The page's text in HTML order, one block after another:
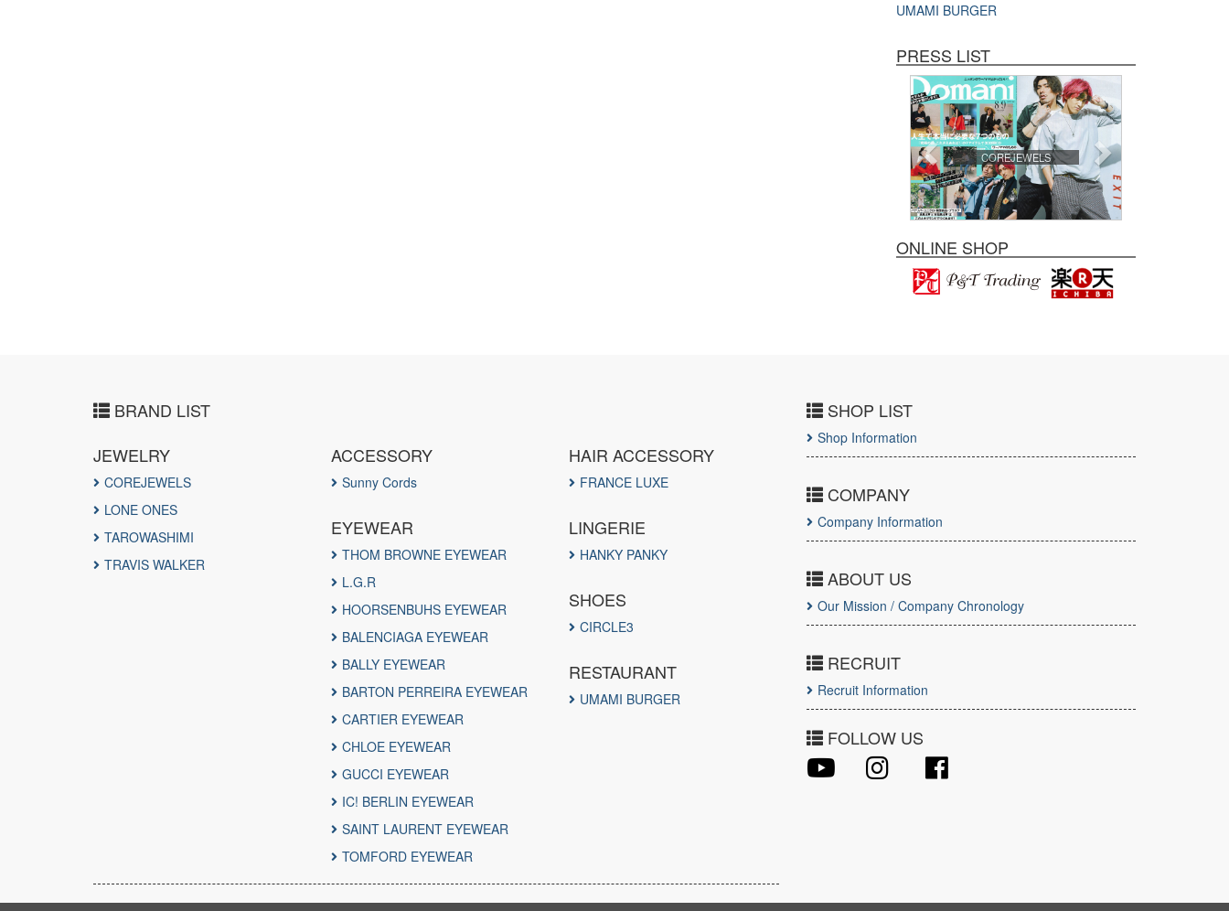
UMAMI BURGER
PRESS LIST
COREJEWELS
ONLINE SHOP
BRAND LIST
JEWELRY
COREJEWELS
LONE ONES
TAROWASHIMI
TRAVIS WALKER
ACCESSORY
Sunny Cords
HAIR ACCESSORY
FRANCE LUXE
EYEWEAR
THOM BROWNE EYEWEAR
L.G.R
HOORSENBUHS EYEWEAR
BALENCIAGA EYEWEAR
BALLY EYEWEAR
BARTON PERREIRA EYEWEAR
CARTIER EYEWEAR
CHLOE EYEWEAR
GUCCI EYEWEAR
IC! BERLIN EYEWEAR
SAINT LAURENT EYEWEAR
TOMFORD EYEWEAR
LINGERIE
HANKY PANKY
SHOES
CIRCLE3
RESTAURANT
UMAMI BURGER
SHOP LIST
Shop Information
COMPANY
Company Information
ABOUT US
Our Mission / Company Chronology
RECRUIT
Recruit Information
FOLLOW US